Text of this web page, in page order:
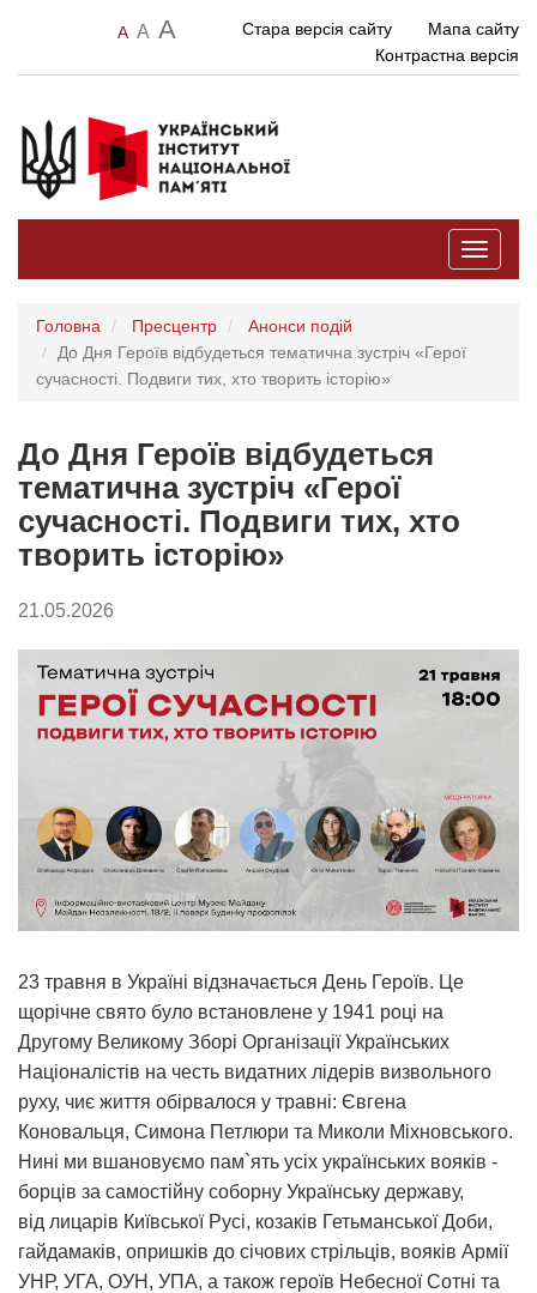
A A A Стара версія сайту
Мапа сайту
Контрастна версія
Toggle
Головна Пресцентр
Анонси подій
До Дня Героїв відбудеться тематична зустріч «Герої
сучасності. Подвиги тих, хто творить історію»
До Дня Героїв відбудеться
тематична зустріч «Герої
сучасності. Подвиги тих, хто
творить історію»
21.05.2026
23 травня в Україні відзначається День Героїв. Це
щорічне свято було встановлене у 1941 році на
Другому Великому Зборі Організації Українських
Націоналістів на честь видатних лідерів визвольного
руху, чиє життя обірвалося у травні: Євгена
Коновальця, Симона Петлюри та Миколи Міхновського.
Нині ми вшановуємо пам`ять усіх українських вояків -
борців за самостійну соборну Українську державу,
від лицарів Київської Русі, козаків Гетьманської Доби,
гайдамаків, опришків до січових стрільців, вояків Армії
УНР, УГА, ОУН, УПА, а також героїв Небесної Сотні та